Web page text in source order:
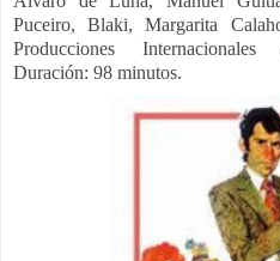
Puceiro, Blaki, Margarita
Producciones Internacionales
Duración: 98 minutos.